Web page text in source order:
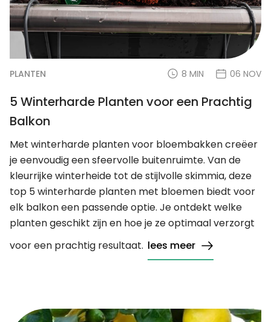
PLANTEN 8 MIN 06 NOV
5 Winterharde Planten voor een Prachtig
Balkon
Met winterharde planten voor bloembakken creëer
je eenvoudig een sfeervolle buitenruimte. Van de
kleurrijke winterheide tot de stijlvolle skimmia, deze
top 5 winterharde planten met bloemen biedt voor
elk balkon een passende optie. Je ontdekt welke
planten geschikt zijn en hoe je ze optimaal verzorgt
voor een prachtig resultaat. lees meer